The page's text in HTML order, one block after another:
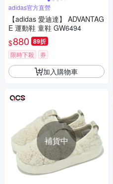
adidas官方直營
【adidas 愛迪達】 ADVANTAG
E 運動鞋 童鞋 GW6494
$880 89折
限時下殺 券
加入購物車
補貨中